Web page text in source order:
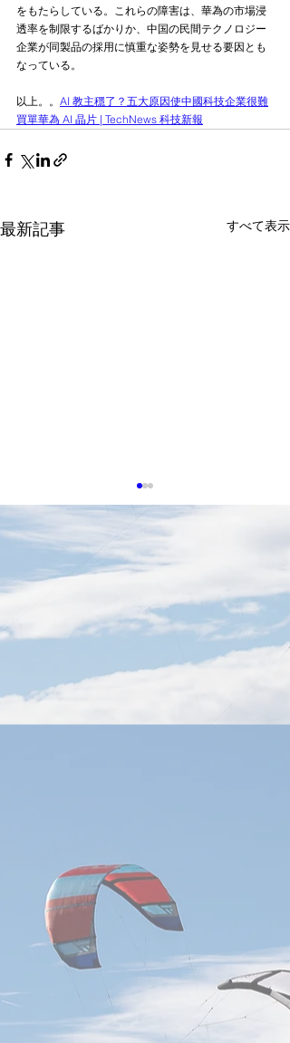
をもたらしている。これらの障害は、華為の市場浸
透率を制限するばかりか、中国の民間テクノロジー
企業が同製品の採用に慎重な姿勢を見せる要因とも
なっている。
以上。。 AI 教主穩了？五大原因使中國科技企業很難
買單華為 AI 晶片 | TechNews 科技新報
最新記事 すべて表示
感謝。参考にした出典は下記
に記載しています。 【力積電
PSMC、黄崇仁氏死去後も戦
略維持】 日付2026年8月4日
要約台湾の晶円ファウンドリ
ー大手・力積電（PSMC）
は、創業者兼董事長の黄崇仁
氏が心肺不全で死去したこと